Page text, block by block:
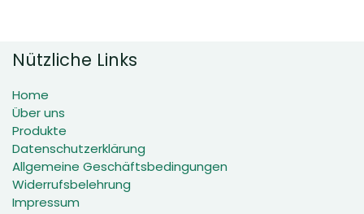
Nützliche Links
Home
Über uns
Produkte
Datenschutzerklärung
Allgemeine Geschäftsbedingungen
Widerrufsbelehrung
Impressum